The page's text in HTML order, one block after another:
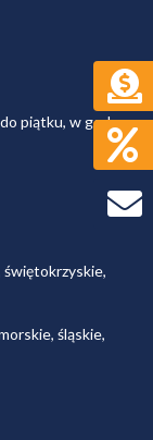
piątku, w godz.
świętokrzyskie,
śląskie,